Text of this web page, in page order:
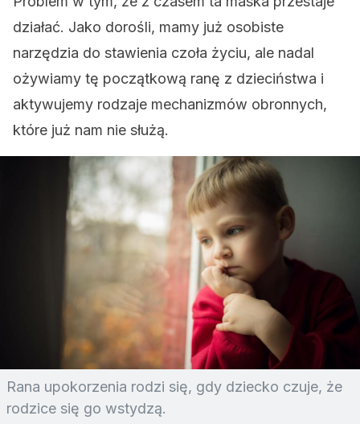
działać. Jako dorośli, mamy już osobiste
narzędzia do stawienia czoła życiu, ale nadal
ożywiamy tę początkową ranę z dzieciństwa i
aktywujemy rodzaje mechanizmów obronnych,
które już nam nie służą.
Rana upokorzenia rodzi się, gdy dziecko czuje, że
rodzice się go wstydzą.